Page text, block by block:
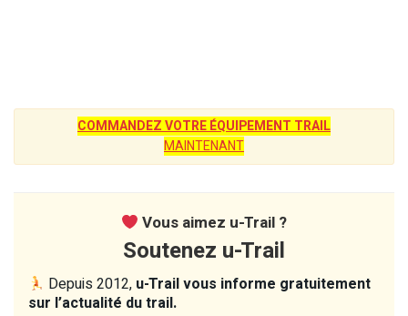
COMMANDEZ VOTRE ÉQUIPEMENT TRAIL
MAINTENANT
Vous aimez u-Trail ?
Soutenez u-Trail
Depuis 2012, u-Trail vous informe gratuitement
sur l’actualité du trail.